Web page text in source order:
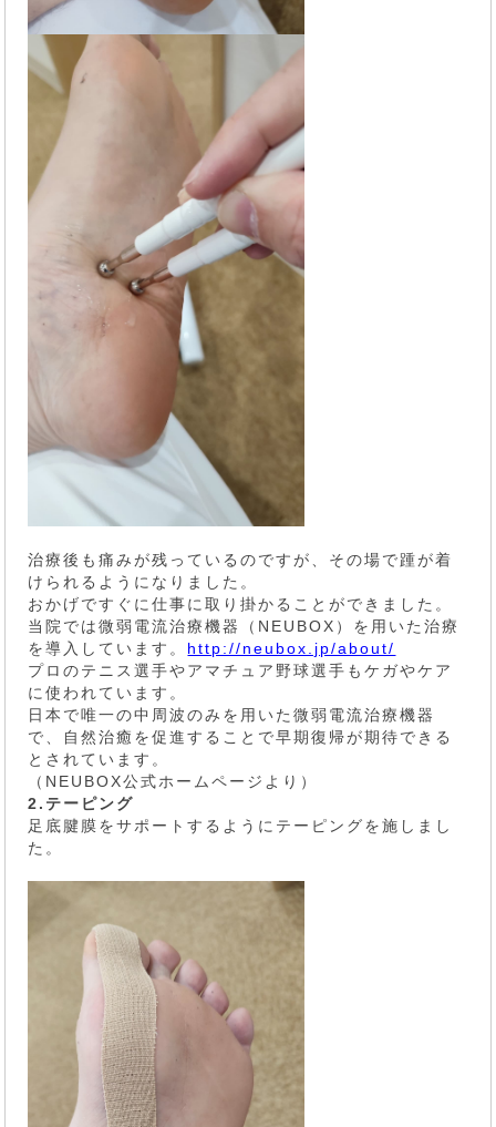
治療後も痛みが残っているのですが、その場で踵が着
けられるようになりました。
おかげですぐに仕事に取り掛かることができました。
当院では微弱電流治療機器（NEUBOX）を用いた治療
を導入しています。 http://neubox.jp/about/
プロのテニス選手やアマチュア野球選手もケガやケア
に使われています。
日本で唯一の中周波のみを用いた微弱電流治療機器
で、自然治癒を促進することで早期復帰が期待できる
とされています。
（NEUBOX公式ホームページより）
2.テーピング
足底腱膜をサポートするようにテーピングを施しまし
た。